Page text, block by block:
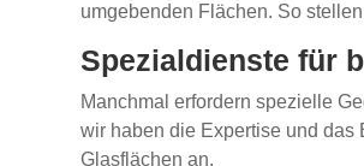
umgebenden Flächen. So
Spezialdienste für
Manchmal erfordern spezielle
wir haben die Expertise und das
Glasflächen an.